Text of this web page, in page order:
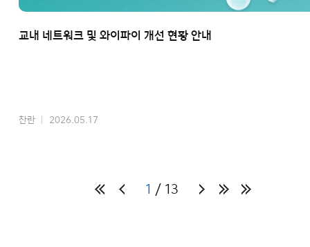
교내 네트워크 및 와이파이 개선 현황 안내
찬란 2026.05.17
1 13